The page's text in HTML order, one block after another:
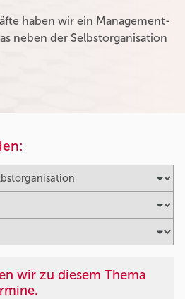
haben wir ein Management-
neben der Selbstorganisation
wir zu diesem Thema